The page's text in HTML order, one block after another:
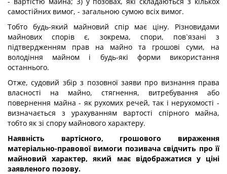
самостійних вимог, - загальною сумою всіх вимог.
Тобто будь-який майновий спір має ціну. Різновидами
майнових спорів є, зокрема, спори, пов`язані з
підтвердженням прав на майно та грошові суми, на
володіння майном і будь-які форми використання
останнього.
Отже, судовий збір з позовної заяви про визнання права
власності на майно, стягнення, витребування або
повернення майна - як рухомих речей, так і нерухомості -
визначається з урахуванням вартості спірного майна,
тобто як зі спору майнового характеру.
Наявність вартісного, грошового вираження
матеріально-правової вимоги позивача свідчить про її
майновий характер, який має відображатися у ціні
заявленого позову.